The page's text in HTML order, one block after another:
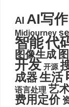
AI AI写作
Midjourney
智能代
图像生成
开发 开源
成器生活
语言处理 艺
费用定价